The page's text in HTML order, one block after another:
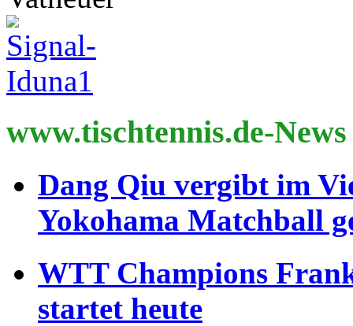
www.tischtennis.de-News
Dang Qiu vergibt im
Yokohama Matchball
WTT Champions
startet heute